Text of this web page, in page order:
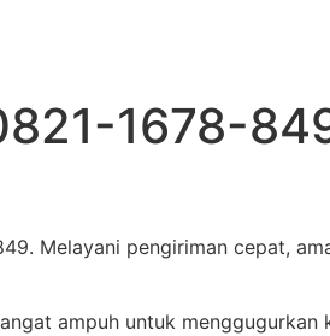
1678-
Melayani pengiriman cepat,
ampuh untuk menggugurkan